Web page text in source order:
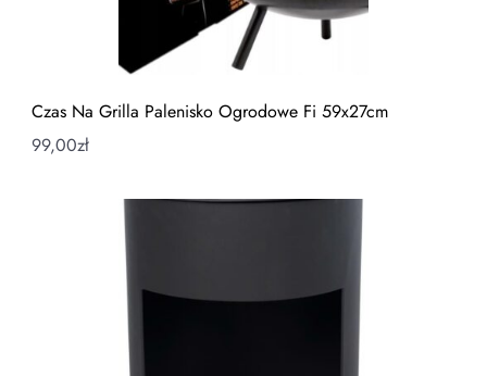
Czas Na Grilla Palenisko Ogrodowe Fi 59x27cm
99,00zł